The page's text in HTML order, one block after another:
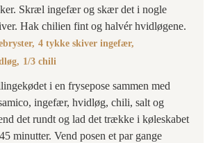
Skræl ingefær og skær det i nogle
Hak chilien fint og halvér hvidløgene.
4 tykke skiver ingefær,
1/3 chili
i en frysepose sammen med
ingefær, hvidløg, chili, salt og
det rundt og lad det trække i køleskabet
minutter. Vend posen et par gange